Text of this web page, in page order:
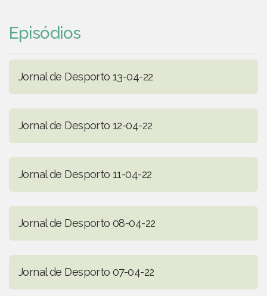
Episódios
Jornal de Desporto 13-04-22
Jornal de Desporto 12-04-22
Jornal de Desporto 11-04-22
Jornal de Desporto 08-04-22
Jornal de Desporto 07-04-22